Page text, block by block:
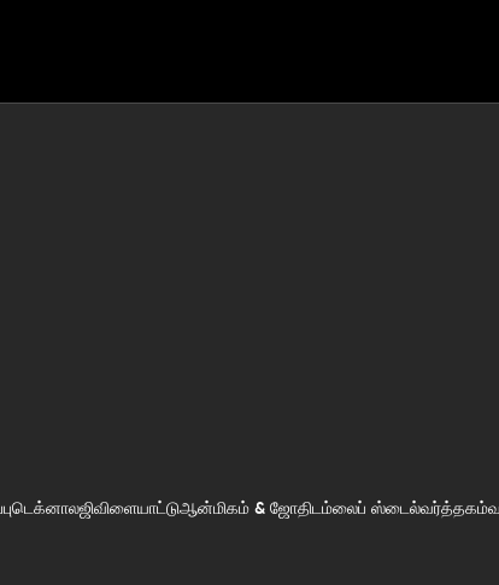
டெக்னாலஜிவிளையாட்டுஆன்மிகம் & ஜோதிடம்லைப் ஸ்டைல்வர்த்தகம்